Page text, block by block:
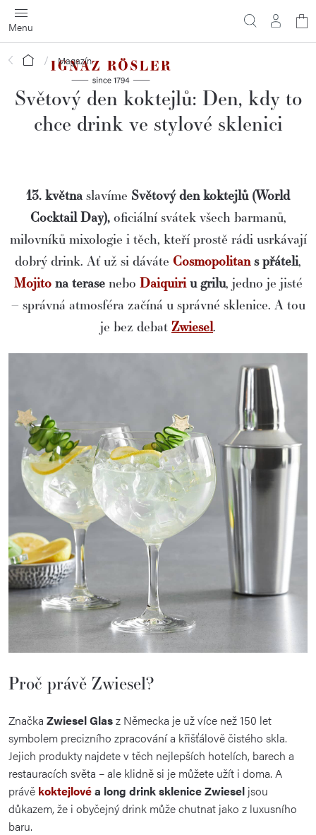
Přejít
na
obsah
Domů Magazín
Světový den koktejlů: Den, kdy to
chce drink ve stylové sklenici
13. květnaslavíme Světový den koktejlů (World
Cocktail Day),oficiální svátek všech barmanů,
milovníků mixologie i těch, kteří prostě rádi usrkávají
dobrý drink. Ať už si dáváte Cosmopolitans přáteli,
Mojitona terasenebo Daiquiriu grilu, jedno je jisté
– správná atmosféra začíná u správné sklenice. A tou
je bez debat Zwiesel.
Proč právě Zwiesel?
Značka Zwiesel Glasz Německa je už více než 150 let
symbolem precizního zpracování a křišťálově čistého skla.
Jejich produkty najdete v těch nejlepších hotelích, barech a
restauracích světa – ale klidně si je můžete užít i doma. A
právě koktejlovéa long drink sklenice Zwiesel jsou
důkazem, že i obyčejný drink může chutnat jako z luxusního
baru.